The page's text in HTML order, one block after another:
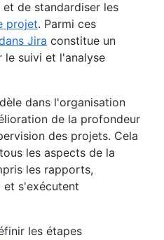
de standardiser les
projet. Parmi ces
Jira constitue un
suivi et l'analyse
dans l'organisation
de la profondeur
des projets. Cela
les aspects de la
les rapports,
s'exécutent
les étapes